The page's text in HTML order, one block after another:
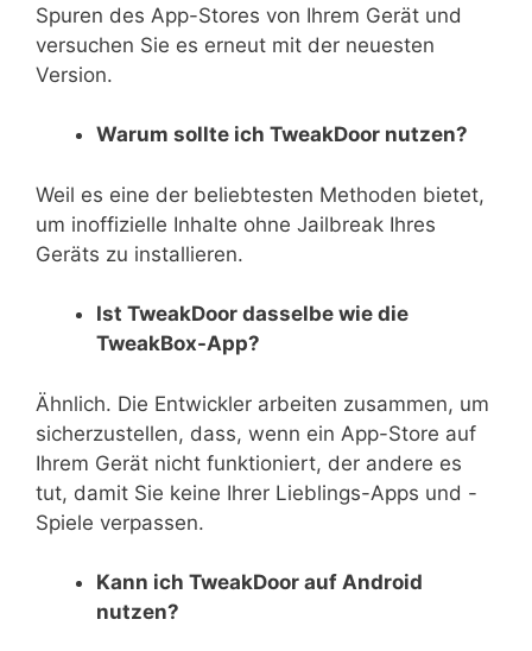
Spuren des App-Stores von Ihrem Gerät und
versuchen Sie es erneut mit der neuesten
Version.
Warum sollte ich TweakDoor nutzen?
Weil es eine der beliebtesten Methoden bietet,
um inoffizielle Inhalte ohne Jailbreak Ihres
Geräts zu installieren.
Ist TweakDoor dasselbe wie die
TweakBox-App?
Ähnlich. Die Entwickler arbeiten zusammen, um
sicherzustellen, dass, wenn ein App-Store auf
Ihrem Gerät nicht funktioniert, der andere es
tut, damit Sie keine Ihrer Lieblings-Apps und -
Spiele verpassen.
Kann ich TweakDoor auf Android
nutzen?